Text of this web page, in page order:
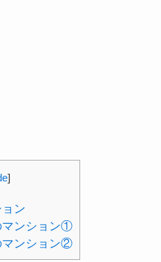
]
ン
マンション①
マンション②